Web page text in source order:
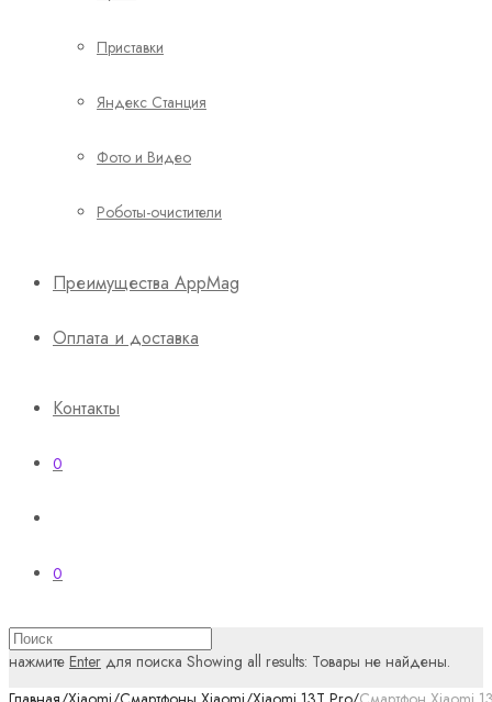
Приставки
Яндекс Станция
Фото и Видео
Роботы-очистители
Преимущества AppMag
Оплата и доставка
Контакты
0
0
нажмите Enter для поиска Showing all results: Товары не найдены.